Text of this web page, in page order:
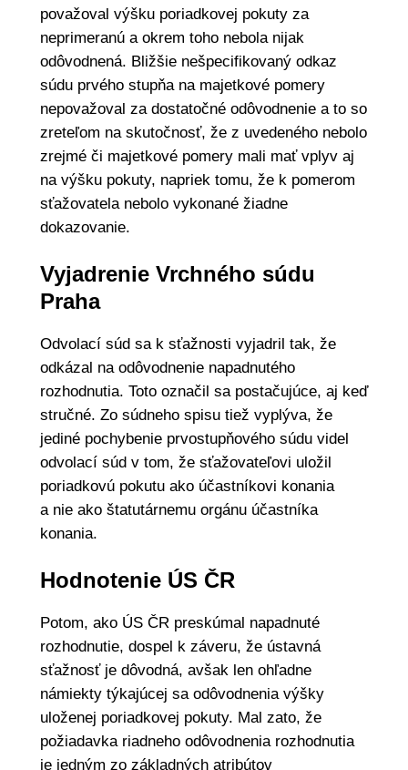
považoval výšku poriadkovej pokuty za
neprimeranú a okrem toho nebola nijak
odôvodnená. Bližšie nešpecifikovaný odkaz
súdu prvého stupňa na majetkové pomery
nepovažoval za dostatočné odôvodnenie a to so
zreteľom na skutočnosť, že z uvedeného nebolo
zrejmé či majetkové pomery mali mať vplyv aj
na výšku pokuty, napriek tomu, že k pomerom
sťažovatela nebolo vykonané žiadne
dokazovanie.
Vyjadrenie Vrchného súdu
Praha
Odvolací súd sa k sťažnosti vyjadril tak, že
odkázal na odôvodnenie napadnutého
rozhodnutia. Toto označil sa postačujúce, aj keď
stručné. Zo súdneho spisu tiež vyplýva, že
jediné pochybenie prvostupňového súdu videl
odvolací súd v tom, že sťažovateľovi uložil
poriadkovú pokutu ako účastníkovi konania
a nie ako štatutárnemu orgánu účastníka
konania.
Hodnotenie ÚS ČR
Potom, ako ÚS ČR preskúmal napadnuté
rozhodnutie, dospel k záveru, že ústavná
sťažnosť je dôvodná, avšak len ohľadne
námiekty týkajúcej sa odôvodnenia výšky
uloženej poriadkovej pokuty. Mal zato, že
požiadavka riadneho odôvodnenia rozhodnutia
je jedným zo základných atribútov